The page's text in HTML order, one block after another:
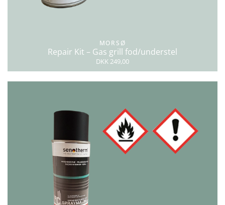
MORSØ
Repair Kit – Gas grill fod/understel
DKK 249,00